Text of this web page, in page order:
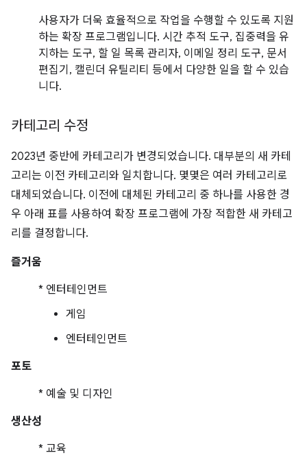
사용자가 더욱 효율적으로 작업을 수행할 수 있도록 지원
하는 확장 프로그램입니다. 시간 추적 도구, 집중력을 유
지하는 도구, 할 일 목록 관리자, 이메일 정리 도구, 문서
편집기, 캘린더 유틸리티 등에서 다양한 일을 할 수 있습
니다.
카테고리 수정
2023년 중반에 카테고리가 변경되었습니다. 대부분의 새 카테
고리는 이전 카테고리와 일치합니다. 몇몇은 여러 카테고리로
대체되었습니다. 이전에 대체된 카테고리 중 하나를 사용한 경
우 아래 표를 사용하여 확장 프로그램에 가장 적합한 새 카테고
리를 결정합니다.
즐거움
* 엔터테인먼트
게임
엔터테인먼트
포토
* 예술 및 디자인
생산성
* 교육